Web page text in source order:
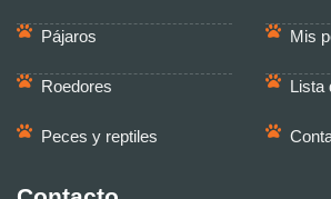
Pájaros
Roedores
Peces y reptiles
Mis
Lista